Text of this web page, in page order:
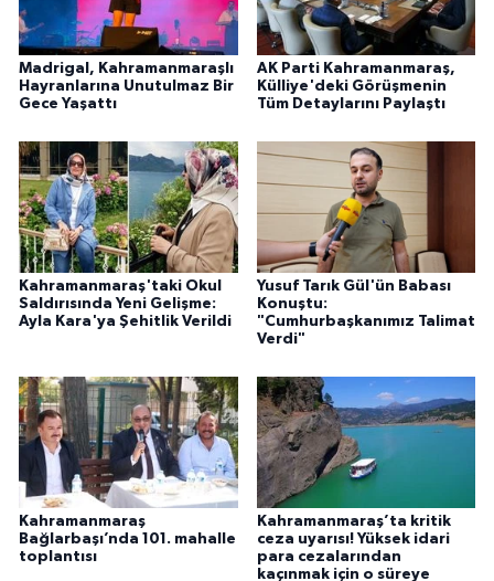
Madrigal, Kahramanmaraşlı
Hayranlarına Unutulmaz Bir
Gece Yaşattı
AK Parti Kahramanmaraş,
Külliye'deki Görüşmenin
Tüm Detaylarını Paylaştı
Kahramanmaraş'taki Okul
Saldırısında Yeni Gelişme:
Ayla Kara'ya Şehitlik Verildi
Yusuf Tarık Gül'ün Babası
Konuştu:
"Cumhurbaşkanımız Talimat
Verdi"
Kahramanmaraş
Bağlarbaşı’nda 101. mahalle
toplantısı
Kahramanmaraş’ta kritik
ceza uyarısı! Yüksek idari
para cezalarından
kaçınmak için o süreye